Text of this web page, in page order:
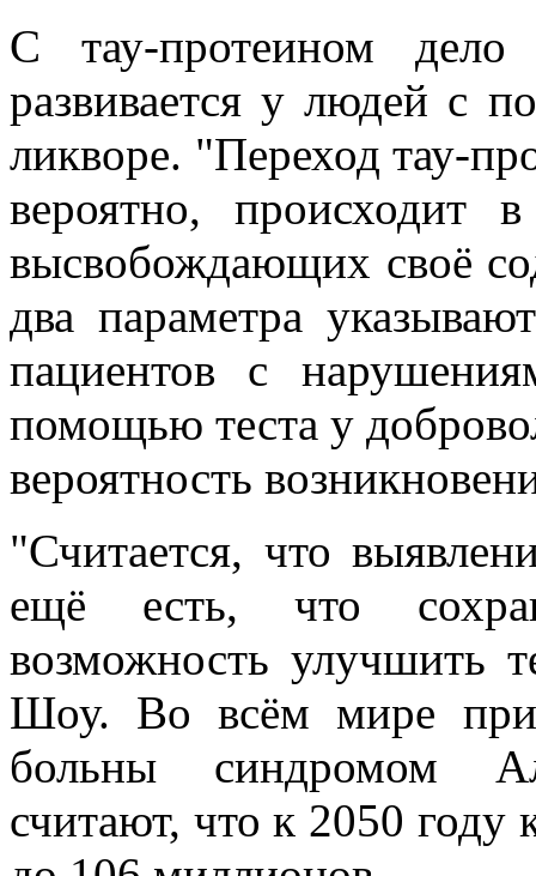
С тау-протеином
развивается у людей с
ликворе. "Переход тау-
вероятно, происходит
высвобождающих своё
два параметра
пациентов с
помощью теста у
вероятность
"Считается, что
ещё есть, что
возможность улучшить
Шоу. Во всём мире
больны синдромом
считают, что к 2050 году